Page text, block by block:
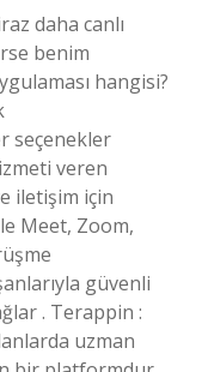
daha canlı
benim
hangisi?
seçenekler
veren
iletişim için
Meet, Zoom,
güvenli
. Terappin :
uzman